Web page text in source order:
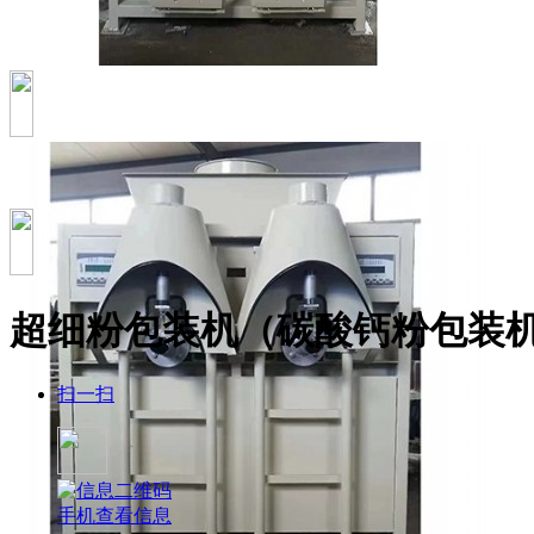
超细粉包装机（碳酸钙粉包装
扫一扫
手机查看信息